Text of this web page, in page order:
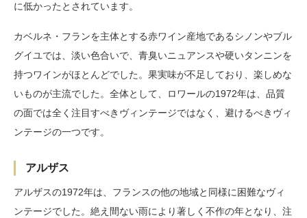
に低かったとされています。
カベルネ・フランを主体とする赤ワイン産地であるシノンやブル
グイユでは、淡い色合いで、青臭いニュアンスや硬いタンニンを
持つワインがほとんどでした。果実味が不足しており、楽しめな
いものが主流でした。全体として、ロワールの1972年は、品質
の面では全く注目すべきヴィンテージではなく、避けるべきヴィ
ンテージの一つです。
アルザス
アルザスの1972年は、フランスの他の地域と同様に困難なヴィ
ンテージでした。絶え間ない雨により著しく不作の年となり、注